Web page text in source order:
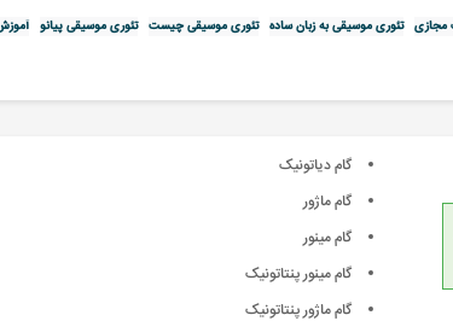
مجازی تئوری موسیقی به زبان ساده تئوری موسیقی چیست تئوری موسیقی پیانو
گام دیاتونیک
گام ماژور
گام مینور
گام مینور پنتاتونیک
گام ماژور پنتاتونیک